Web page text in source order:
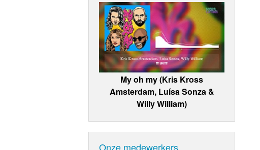
My oh my (Kris Kross
Amsterdam, Luísa Sonza &
Willy William)
Onze medewerkers